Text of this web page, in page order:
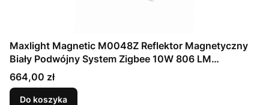
Maxlight Magnetic M0048Z Reflektor Magnetyczny
Biały Podwójny System Zigbee 10W 806 LM
2700/5000K
Cena
664,00 zł
Do koszyka